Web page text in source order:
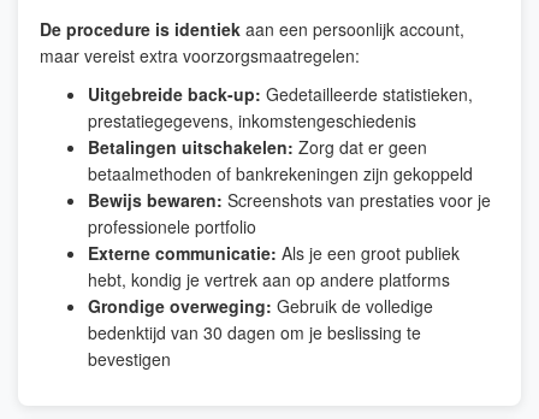
De procedure is identiek aan een persoonlijk account,
maar vereist extra voorzorgsmaatregelen:
Uitgebreide back-up: Gedetailleerde statistieken,
prestatiegegevens, inkomstengeschiedenis
Betalingen uitschakelen: Zorg dat er geen
betaalmethoden of bankrekeningen zijn gekoppeld
Bewijs bewaren: Screenshots van prestaties voor je
professionele portfolio
Externe communicatie: Als je een groot publiek
hebt, kondig je vertrek aan op andere platforms
Grondige overweging: Gebruik de volledige
bedenktijd van 30 dagen om je beslissing te
bevestigen